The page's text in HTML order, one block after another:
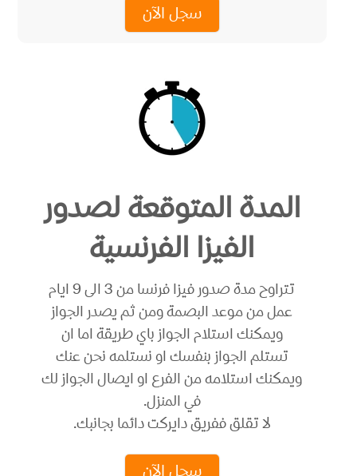
سجل الآن
المدة المتوقعة لصدور
الفيزا الفرنسية
تتراوح مدة صدور فيزا فرنسا من 3 الى 9 ايام
عمل من موعد البصمة ومن ثم يصدر الجواز
ويمكنك استلام الجواز باي طريقة اما ان
تستلم الجواز بنفسك او نستلمه نحن عنك
ويمكنك استلامه من الفرع او ايصال الجواز لك
في المنزل.
لا تقلق ففريق دايركت دائما بجانبك.